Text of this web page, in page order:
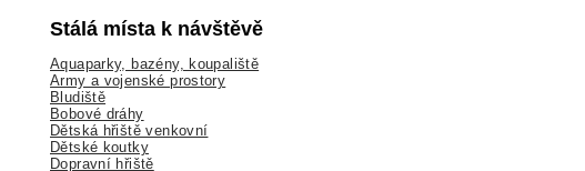
Stálá místa k návštěvě
Aquaparky, bazény, koupaliště
Army a vojenské prostory
Bludiště
Bobové dráhy
Dětská hřiště venkovní
Dětské koutky
Dopravní hřiště